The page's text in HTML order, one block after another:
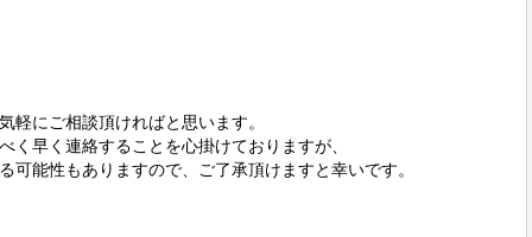
軽にご相談頂ければと思います。
く早く連絡することを心掛けておりますが、
可能性もありますので、ご了承頂けますと幸いです。